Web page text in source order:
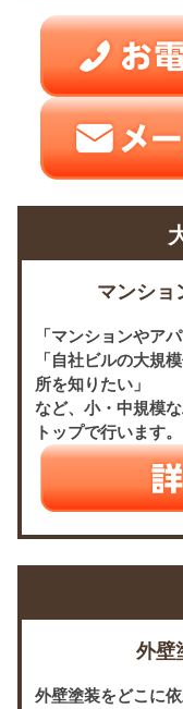
マンショ
「マンションやア
「自社ビルの大規
所を知りたい」
など、小・中規模
トップで行います。
外壁
外壁塗装をどこに